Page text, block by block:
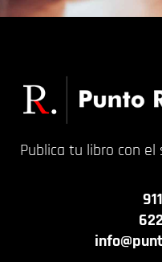
Publica tu libro con